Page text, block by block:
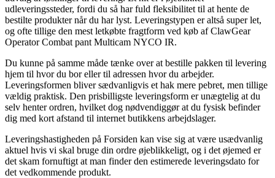
udleveringssteder, fordi du så har fuld fleksibilitet til at hente de
bestilte produkter når du har lyst. Leveringstypen er altså super let,
og ofte tillige den mest letkøbte fragtform ved køb af ClawGear
Operator Combat pant Multicam NYCO IR.
Du kunne på samme måde tænke over at bestille pakken til levering
hjem til hvor du bor eller til adressen hvor du arbejder.
Leveringsformen bliver sædvanligvis et hak mere pebret, men tillige
vældig praktisk. Den prisbilligste leveringsform er unægtelig at du
selv henter ordren, hvilket dog nødvendiggør at du fysisk befinder
dig med kort afstand til internet butikkens arbejdslager.
Leveringshastigheden på Forsiden kan vise sig at være usædvanlig
aktuel hvis vi skal bruge din ordre øjeblikkeligt, og i det øjemed er
det skam fornuftigt at man finder den estimerede leveringsdato for
det vedkommende produkt.